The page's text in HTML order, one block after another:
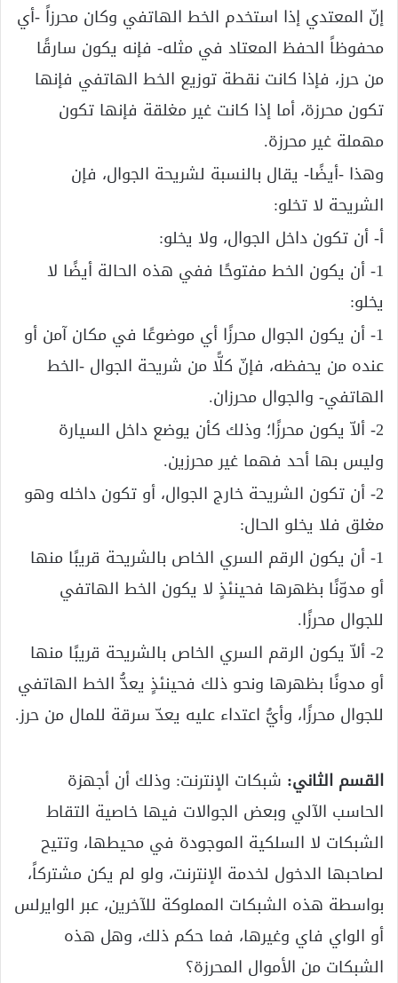
إنّ المعتدي إذا استخدم الخط الهاتفي وكان محرزاً -أي
محفوظاً الحفظ المعتاد في مثله- فإنه يكون سارقًا
من حرز، فإذا كانت نقطة توزيع الخط الهاتفي فإنها
تكون محرزة، أما إذا كانت غير مغلقة فإنها تكون
مهملة غير محرزة.
وهذا -أيضًا- يقال بالنسبة لشريحة الجوال، فإن
الشريحة لا تخلو:
أ- أن تكون داخل الجوال، ولا يخلو:
1- أن يكون الخط مفتوحًا ففي هذه الحالة أيضًا لا
يخلو:
1- أن يكون الجوال محرزًا أي موضوعًا في مكان آمن أو
عنده من يحفظه، فإنّ كلًّا من شريحة الجوال -الخط
الهاتفي- والجوال محرزان.
2- ألاّ يكون محرزًا؛ وذلك كأن يوضع داخل السيارة
وليس بها أحد فهما غير محرزين.
2- أن تكون الشريحة خارج الجوال، أو تكون داخله وهو
مغلق فلا يخلو الحال:
1- أن يكون الرقم السري الخاص بالشريحة قريبًا منها
أو مدوّنًا بظهرها فحينئذٍ لا يكون الخط الهاتفي
للجوال محرزًا.
2- ألاّ يكون الرقم السري الخاص بالشريحة قريبًا منها
أو مدونًا بظهرها ونحو ذلك فحينئذٍ يعدُّ الخط الهاتفي
للجوال محرزًا، وأيُّ اعتداء عليه يعدّ سرقة للمال من حرز.
القسم الثاني: شبكات الإنترنت: وذلك أن أجهزة
الحاسب الآلي وبعض الجوالات فيها خاصية التقاط
الشبكات لا السلكية الموجودة في محيطها، وتتيح
لصاحبها الدخول لخدمة الإنترنت، ولو لم يكن مشتركاً،
بواسطة هذه الشبكات المملوكة للآخرين، عبر الوايرلس
أو الواي فاي وغيرها، فما حكم ذلك، وهل هذه
الشبكات من الأموال المحرزة؟